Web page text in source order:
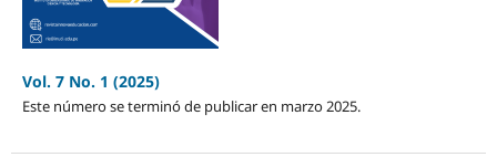
Vol. 7 No. 1 (2025)
Este número se terminó de publicar en marzo 2025.